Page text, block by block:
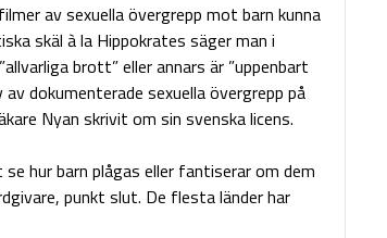
av sexuella övergrepp mot barn kunna
skäl à la Hippokrates säger man i
brott” eller annars är ”uppenbart
dokumenterade sexuella övergrepp på
Nyan skrivit om sin svenska licens.
hur barn plågas eller fantiserar om dem
punkt slut. De flesta länder har